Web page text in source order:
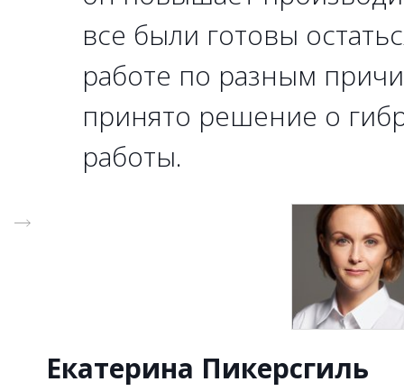
все были готовы
работе по разным
принято решение о
работы.
Екатерина Пикерсгиль